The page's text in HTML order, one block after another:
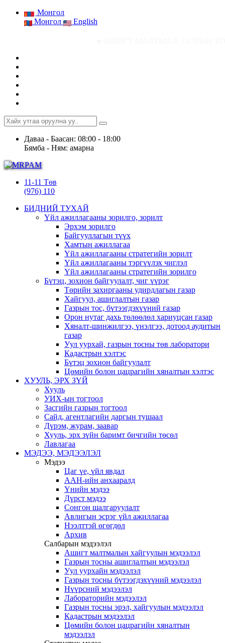
Монгол
Монгол
English
Даваа - Баасан: 08:00 - 18:00
Бямба - Ням: амарна
11-11 Төв
(976) 110
БИДНИЙ ТУХАЙ
Үйл ажиллагааны зорилго, зорилт
Эрхэм зорилго
Байгууллагын түүх
Хамтын ажиллагаа
Үйл ажиллагааны стратегийн зорилт
Үйл ажиллагааны тэргүүлэх чиглэл
Үйл ажиллагааны стратегийн зорилго
Бүтэц, зохион байгуулалт, чиг үүрэг
Төрийн захиргааны удирдлагын газар
Хайгуул, ашиглалтын газар
Газрын тос, бүтээгдэхүүний газар
Орон нутаг дахь төлөөлөл хариуцсан газар
Хяналт-шинжилгээ, үнэлгээ, дотоод аудитын
газар
Уул уурхай, газрын тосны төв лаборатори
Кадастрын хэлтэс
Бүтэц зохион байгуулалт
Цөмийн болон цацрагийн хяналтын хэлтэс
ХУУЛЬ, ЭРХ ЗҮЙ
Хууль
УИХ-ын тогтоол
Засгийн газрын тогтоол
Сайд, агентлагийн даргын тушаал
Дүрэм, журам, заавар
Хууль, эрх зүйн баримт бичгийн төсөл
Лавлагаа
МЭДЭЭ, МЭДЭЭЛЭЛ
Мэдээ
Цаг үе, үйл явдал
ААН-ийн анхааралд
Үнийн мэдээ
Дүрст мэдээ
Сонгон шалгаруулалт
Авлигын эсрэг үйл ажиллагаа
Нээлттэй өгөгдөл
Архив
Салбарын мэдээлэл
Ашигт малтмалын хайгуулын мэдээлэл
Газрын тосны ашиглалтын мэдээлэл
Уул уурхайн мэдээлэл
Газрын тосны бүтээгдэхүүний мэдээлэл
Нүүрсний мэдээлэл
Лабораторийн мэдээлэл
Газрын тосны эрэл, хайгуулын мэдээлэл
Кадастрын мэдээлэл
Цөмийн болон цацрагийн хяналтын
мэдээлэл